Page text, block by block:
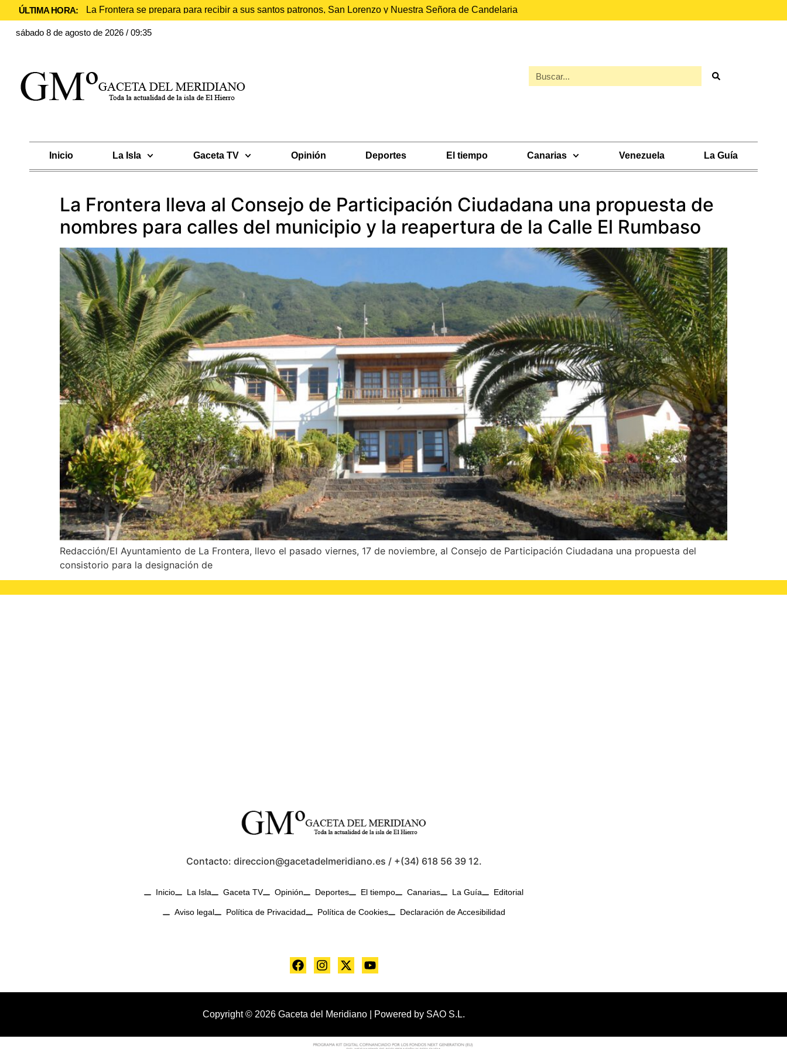
ÚLTIMA HORA: La Frontera se prepara para recibir a sus santos patronos, San Lorenzo y Nuestra Señora de Candelaria
sábado 8 de agosto de 2026 / 09:35
Inicio La Isla Gaceta TV Opinión Deportes El tiempo Canarias Venezuela La Guía
La Frontera lleva al Consejo de Participación Ciudadana una propuesta de
nombres para calles del municipio y la reapertura de la Calle El Rumbaso
Redacción/El Ayuntamiento de La Frontera, llevo el pasado viernes, 17 de noviembre, al Consejo de Participación Ciudadana una propuesta del
consistorio para la designación de
Contacto: direccion@gacetadelmeridiano.es / +(34) 618 56 39 12.
Inicio La Isla Gaceta TV Opinión Deportes El tiempo Canarias La Guía Editorial
Aviso legal Política de Privacidad Política de Cookies Declaración de Accesibilidad
Copyright © 2026 Gaceta del Meridiano | Powered by SAO S.L.